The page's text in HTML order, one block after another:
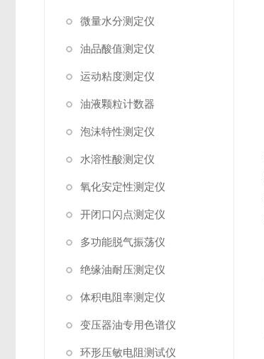
微量水分测定仪
油品酸值测定仪
运动粘度测定仪
油液颗粒计数器
泡沫特性测定仪
水溶性酸测定仪
氧化安定性测定仪
开闭口闪点测定仪
多功能脱气振荡仪
绝缘油耐压测定仪
体积电阻率测定仪
变压器油专用色谱仪
环形压敏电阻测试仪